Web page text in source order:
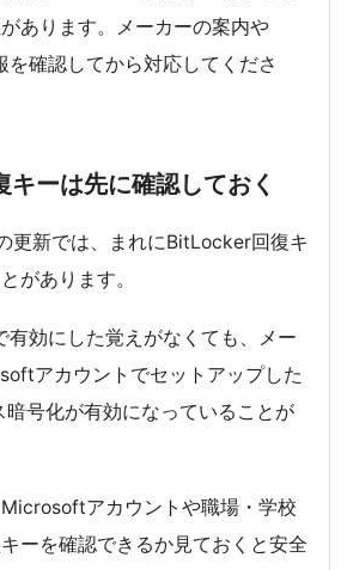
あります。メーカーの案内や
確認してから対応してくださ
ーは先に確認しておく
更新では、まれにBitLocker回復キ
があります。
効にした覚えがなくても、メー
アカウントでセットアップした
暗号化が有効になっていることが
アカウントや職場・学校
ーを確認できるか見ておくと安全